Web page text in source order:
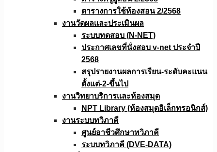
ตารางการใช้ห้องสอน 2/2568
งานวัดผลเเละประเมินผล
ระบบทดสอบ (N-NET)
ประกาศเลขที่นั่งสอบ v-net ประจำปี
2568
สรุปรายงานผลการเรียน-ระดับคะแนน
ตั้งแต่-2-ขึ้นไป
งานวิทยาบริการเเละห้องสมุด
NPT Library (ห้องสมุดอิเล็กทรอนิกส์)
งานระบบทวิภาคี
ศูนย์อาชีวศึกษาทวิภาคี
ระบบทวิภาคี (DVE-DATA)